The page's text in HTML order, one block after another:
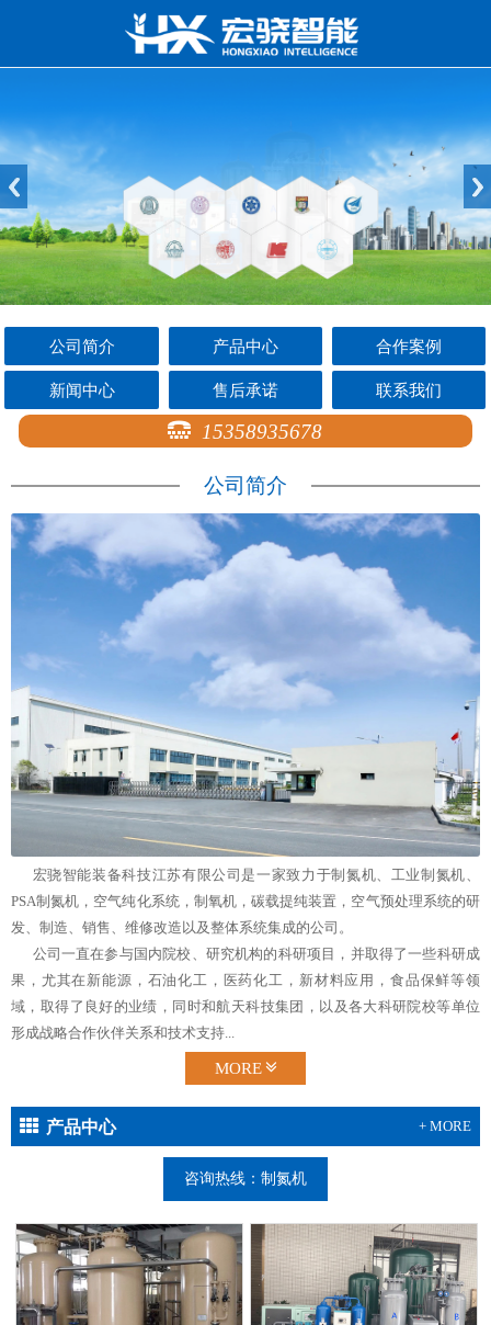
公司简介 产品中心 合作案例
新闻中心 售后承诺 联系我们
15358935678
公司简介
宏骁智能装备科技江苏有限公司是一家致力于制氮机、工业制氮机、
PSA制氮机，空气纯化系统，制氧机，碳载提纯装置，空气预处理系统的研
发、制造、销售、维修改造以及整体系统集成的公司。
公司一直在参与国内院校、研究机构的科研项目，并取得了一些科研成
果，尤其在新能源，石油化工，医药化工，新材料应用，食品保鲜等领
域，取得了良好的业绩，同时和航天科技集团，以及各大科研院校等单位
形成战略合作伙伴关系和技术支持...
MORE
产品中心 + MORE
咨询热线：制氮机